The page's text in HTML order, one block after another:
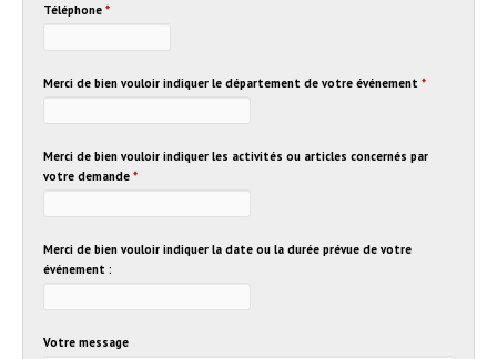
Téléphone *
Merci de bien vouloir indiquer le département de votre événement *
Merci de bien vouloir indiquer les activités ou articles concernés par
votre demande *
Merci de bien vouloir indiquer la date ou la durée prévue de votre
événement :
Votre message